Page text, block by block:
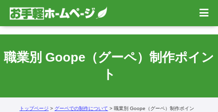
職業別 Goope（グーペ）制作ポイン
ト
トップページ > グーペでの制作について > 職業別 Goope（グーペ）制作ポイン